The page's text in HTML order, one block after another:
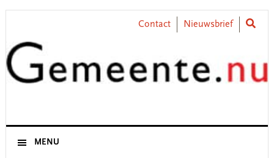
Skip
primary
navigation
Skip
content
Skip
primary
sidebar
Skip
footer
Contact Nieuwsbrief
MENU